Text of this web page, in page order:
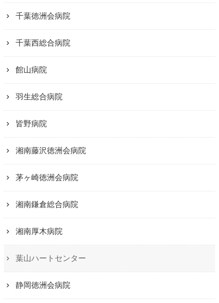
千葉徳洲会病院
千葉西総合病院
館山病院
羽生総合病院
皆野病院
湘南藤沢徳洲会病院
茅ヶ崎徳洲会病院
湘南鎌倉総合病院
湘南厚木病院
葉山ハートセンター
静岡徳洲会病院